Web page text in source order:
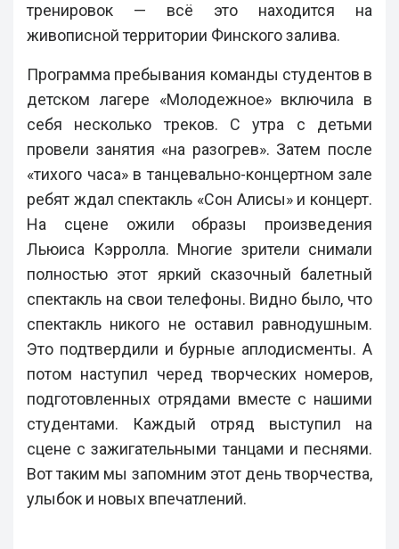
тренировок — всё это находится на
живописной территории Финского залива.
Программа пребывания команды студентов в
детском лагере «Молодежное» включила в
себя несколько треков. С утра с детьми
провели занятия «на разогрев». Затем после
«тихого часа» в танцевально-концертном зале
ребят ждал спектакль «Сон Алисы» и концерт.
На сцене ожили образы произведения
Льюиса Кэрролла. Многие зрители снимали
полностью этот яркий сказочный балетный
спектакль на свои телефоны. Видно было, что
спектакль никого не оставил равнодушным.
Это подтвердили и бурные аплодисменты. А
потом наступил черед творческих номеров,
подготовленных отрядами вместе с нашими
студентами. Каждый отряд выступил на
сцене с зажигательными танцами и песнями.
Вот таким мы запомним этот день творчества,
улыбок и новых впечатлений.